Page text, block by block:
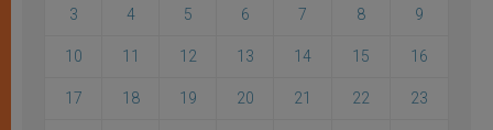
3 4 5 6 7 8 9
10 11 12 13 14 15 16
17 18 19 20 21 22 23